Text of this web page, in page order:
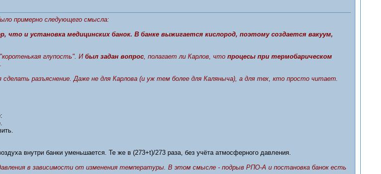
примерно следующего смысла:
что и установка медицинских банок. В банке выжигается кислород, поэтому создается вакуум,
глупость". И был задан вопрос, полагает ли Карлов, что процесы при термобарическом
.
разъяснение. Даже не для Карлова (и уж тем более для Каляныча), а для тех, кто просто читает.
внутри банки уменьшается. Те же в (273+t)/273 раза, без учёта атмосферного давления.
в зависимости от изменения температуры. В этом смысле - подрыв РПО-А и постановка банок есть